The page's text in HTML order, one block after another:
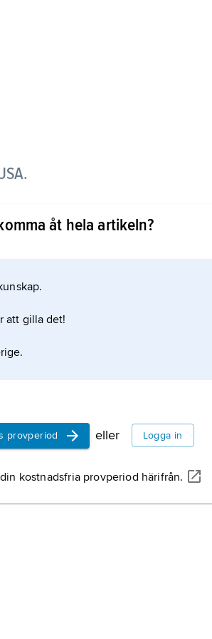
Michigansjön genom ett
av sjön kallas Georgian Bay.
åt hela artikeln?
att gilla det!
provperiod eller Logga in
kostnadsfria provperiod härifrån.